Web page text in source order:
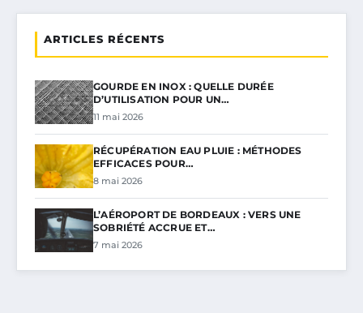
ARTICLES RÉCENTS
GOURDE EN INOX : QUELLE DURÉE
D’UTILISATION POUR UN…
11 mai 2026
RÉCUPÉRATION EAU PLUIE : MÉTHODES
EFFICACES POUR…
8 mai 2026
L’AÉROPORT DE BORDEAUX : VERS UNE
SOBRIÉTÉ ACCRUE ET…
7 mai 2026